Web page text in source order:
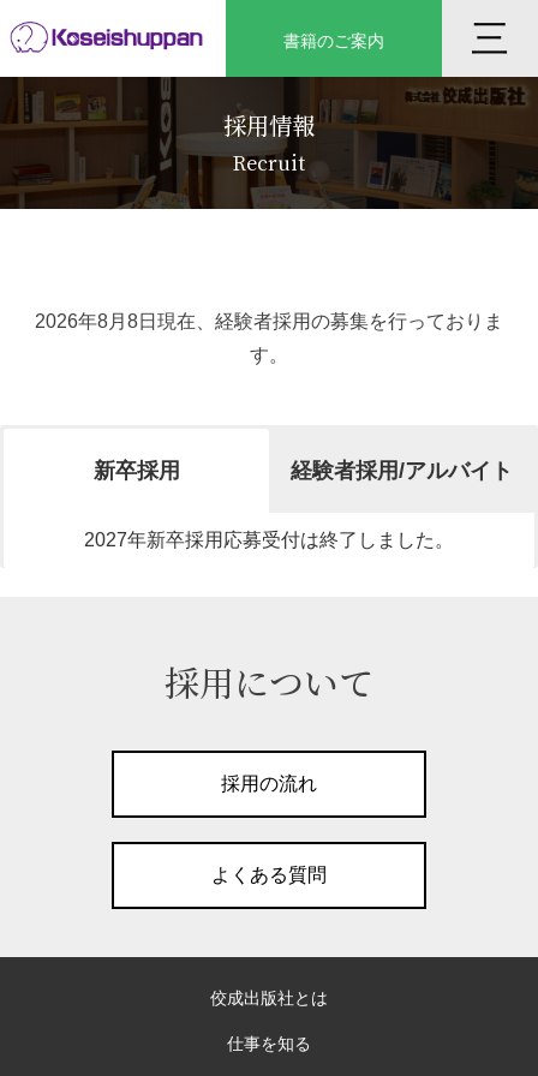
to
content
書籍のご案内 三
採用情報
Recruit
2026年8月8日現在、経験者採用の募集を行っておりま
す。
新卒採用 経験者採用/アルバイト
2027年新卒採用応募受付は終了しました。
編集職（機関紙誌の記者・書籍の編集者）
エントリーフォームはこちら
採用について
採用の流れ
よくある質問
佼成出版社とは
仕事を知る